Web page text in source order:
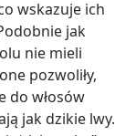
wskazuje ich
jak
nie mieli
pozwoliły,
do włosów
jak dzikie lwy.